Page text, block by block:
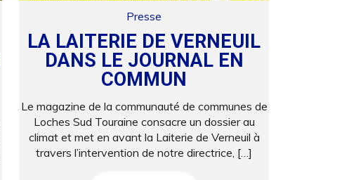
Presse
LA LAITERIE DE VERNEUIL
DANS LE JOURNAL EN
COMMUN
Le magazine de la communauté de communes de
Loches Sud Touraine consacre un dossier au
climat et met en avant la Laiterie de Verneuil à
travers l’intervention de notre directrice, […]